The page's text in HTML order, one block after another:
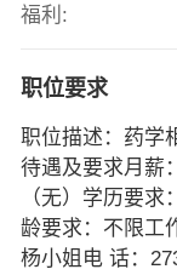
福利:
职位要求
职位描述：药学
待遇及要求月薪
（无）学历要
龄要求：不限工
杨小姐电 话：